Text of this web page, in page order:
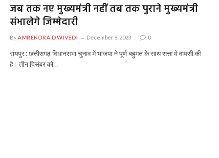
जब तक नए मुख्यमंत्री नहीं तब तक पुराने मुख्यमंत्री
संभालेगे जिम्मेदारी
ByAMRENDRA DWIVEDI December 6, 2023 0
रायपुर : छत्तीसगढ़ विधानसभा चुनाव में भाजपा ने पूर्ण बहुमत के साथ सत्ता में वापसी की
है। तीन दिसंबर को…